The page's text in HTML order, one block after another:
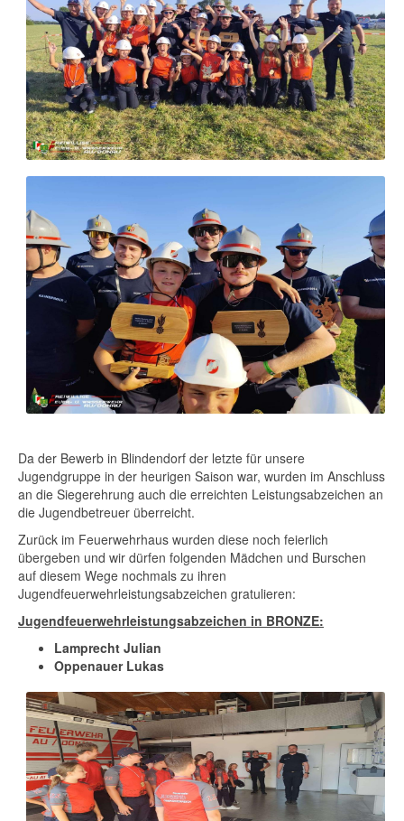
Da der Bewerb in Blindendorf der letzte für unsere
Jugendgruppe in der heurigen Saison war, wurden im Anschluss
an die Siegerehrung auch die erreichten Leistungsabzeichen an
die Jugendbetreuer überreicht.
Zurück im Feuerwehrhaus wurden diese noch feierlich
übergeben und wir dürfen folgenden Mädchen und Burschen
auf diesem Wege nochmals zu ihren
Jugendfeuerwehrleistungsabzeichen gratulieren:
Jugendfeuerwehrleistungsabzeichen in BRONZE:
Lamprecht Julian
Oppenauer Lukas